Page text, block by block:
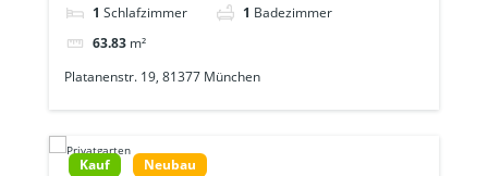
1 Schlafzimmer 1 Badezimmer
63.83 m²
Platanenstr. 19, 81377 München
Kauf Neubau